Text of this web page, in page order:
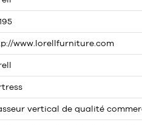
www.lorellfurniture.com
vertical de qualité